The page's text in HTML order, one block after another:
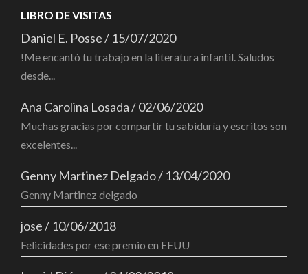
LIBRO DE VISITAS
Daniel E. Posse/ 15/07/2020
!Me encantó tu trabajo en la literatura infantil. Saludos
desde...
Ana Carolina Losada/02/06/2020
Muchas gracias por compartir tu sabiduría y escritos son
excelentes...
Genny Martinez Delgado/ 13/04/2020
Genny Martinez delgado
jose/ 10/06/2018
Felicidades por ese premio en EEUU